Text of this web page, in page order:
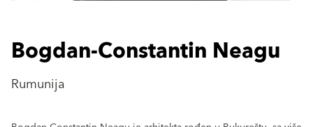
Bogdan-Constantin Neagu
Rumunija